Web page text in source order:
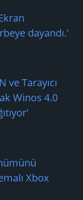
dayandı.'
ve Tarayıcı
Winos 4.0
Xbox